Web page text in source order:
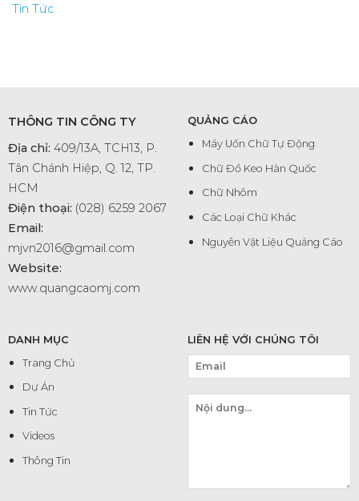
Tin Tức
THÔNG TIN CÔNG TY
Địa chỉ: 409/13A, TCH13, P.
Tân Chánh Hiệp, Q. 12, TP.
HCM
Điện thoại: (028) 6259 2067
Email:
mjvn2016@gmail.com
Website:
www.quangcaomj.com
QUẢNG CÁO
Máy Uốn Chữ Tự Động
Chữ Đổ Keo Hàn Quốc
Chữ Nhôm
Các Loại Chữ Khác
Nguyên Vật Liệu Quảng Cáo
DANH MỤC
Trang Chủ
Dự Án
Tin Tức
Videos
Thông Tin
LIÊN HỆ VỚI CHÚNG TÔI